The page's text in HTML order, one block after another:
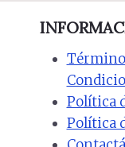
Política
Política